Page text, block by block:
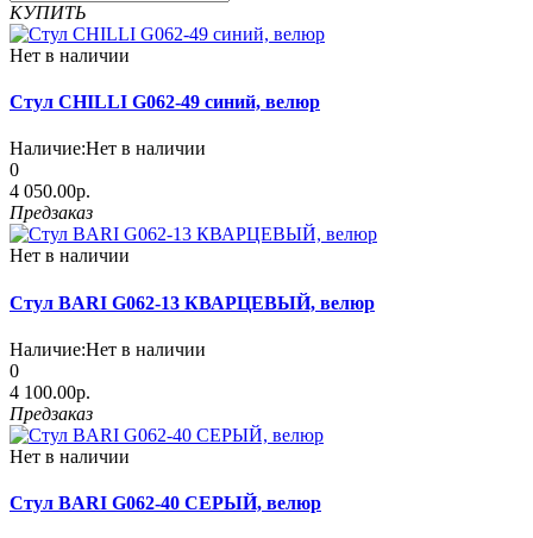
КУПИТЬ
Нет в наличии
Стул CHILLI G062-49 синий, велюр
Наличие:Нет в наличии
0
4 050.00р.
Предзаказ
Нет в наличии
Стул BARI G062-13 КВАРЦЕВЫЙ, велюр
Наличие:Нет в наличии
0
4 100.00р.
Предзаказ
Нет в наличии
Стул BARI G062-40 СЕРЫЙ, велюр